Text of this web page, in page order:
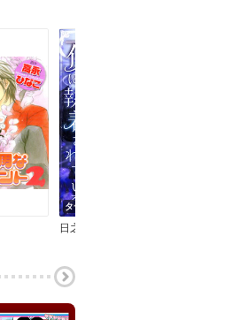
タテコミ｜話
日之影ソラ